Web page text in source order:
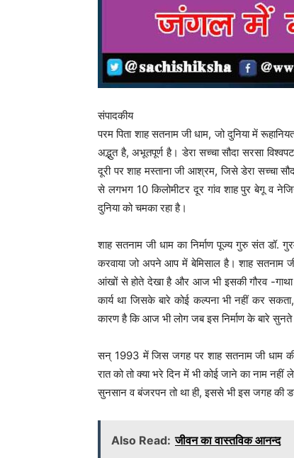
संपादकीय
परम पिता शाह सतनाम जी धाम, जो दुनिया में
अद्भुत है, अभूतपूर्ण है। डेरा सच्चा सौदा सरसा
दूरी पर शाह मस्ताना जी आश्रम, जिसे डेरा सच्चा
से लगभग 10 किलोमीटर दूर गांव शाह पुर बेगू व
दुनिया को चमका रहा है।
शाह सतनाम जी धाम का निर्माण पूज्य गुरु संत डॉ.
करवाया जो अपने आप में बेमिसाल है। शाह सतनाम
आंखों से होते देखा है और आज भी इसकी गौरव -गाथा
कार्य था जिसके बारे कोई कल्पना भी नहीं कर
कारण है कि आज भी लोग जब इस निर्माण के बारे सुनते
सन् 1993 में जिस जगह पर शाह सतनाम जी धाम
रात को तो क्या भरे दिन में भी कोई जाने का नाम
सुनसान व बंजरपन तो था ही, इससे भी इस जगह
Also Read: जीवन का वास्तविक आनन्द